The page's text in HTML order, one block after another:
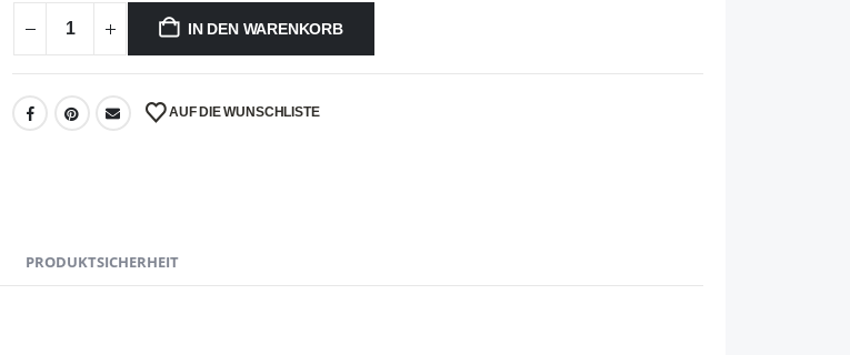
IN DEN WARENKORB
AUF DIE WUNSCHLISTE
PRODUKTSICHERHEIT